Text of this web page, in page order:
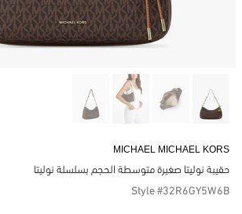
MICHAEL MICHAEL KORS
حقيبة نوليتا صغيرة متوسطة الحجم بسلسلة نوليتا
Style #32R6GY5W6B